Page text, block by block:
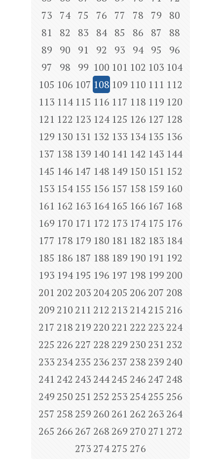
73
74 75 76 77 78 79
80
81
82 83 84 85 86 87
88
89
90 91 92 93 94 95
96
97
98 99 100 101 102 103 104
105 106 107 108 109 110 111 112
113 114 115 116 117 118 119 120
121 122 123 124 125 126 127 128
129 130 131 132 133 134 135 136
137 138 139 140 141 142 143 144
145 146 147 148 149 150 151 152
153 154 155 156 157 158 159 160
161 162 163 164 165 166 167 168
169 170 171 172 173 174 175 176
177 178 179 180 181 182 183 184
185 186 187 188 189 190 191 192
193 194 195 196 197 198 199 200
201 202 203 204205 206 207 208
209 210 211 212 213 214215 216
217 218 219 220 221 222 223 224
225 226 227 228 229 230 231 232
233 234235 236 237 238 239 240
241 242 243 244245 246 247 248
249 250 251 252 253 254255 256
257 258 259 260 261 262 263 264
265 266 267 268 269 270 271 272
273 274275 276